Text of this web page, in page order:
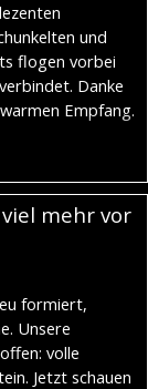
und
flogen vorbei
Danke
Empfang.
mehr vor
formiert,
Unsere
volle
Jetzt schauen